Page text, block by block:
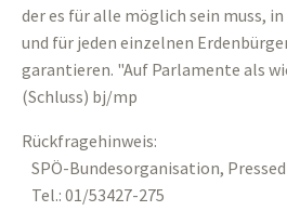
der es für alle möglich sein muss,
und für jeden einzelnen
garantieren. "Auf Parlamente als
(Schluss) bj/mp
Rückfragehinweis:
SPÖ-Bundesorganisation,
Tel.: 01/53427-275